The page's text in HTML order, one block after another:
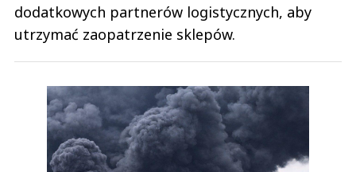
dodatkowych partnerów logistycznych, aby
utrzymać zaopatrzenie sklepów.